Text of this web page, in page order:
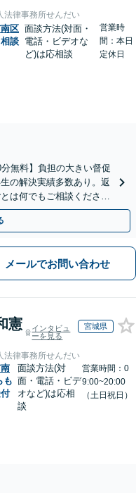
法律事務所せんだい
区
談
面談方法(対面・
電話・ビデオな
ど)は応相談
営業時
間：本日
定休日
無料】負担の大きい督促
の解決実績多数あり。返
は何でもご相談くださ
【土曜も営業】
メールでお問い合わせ
憲
インタビュ
ーを見る
宮城県
法律事務所せんだい
も
面談方法(対
面・電話・ビデ
オなど)は応相
談
営業時間：0
9:00~20:00
（土日祝日）